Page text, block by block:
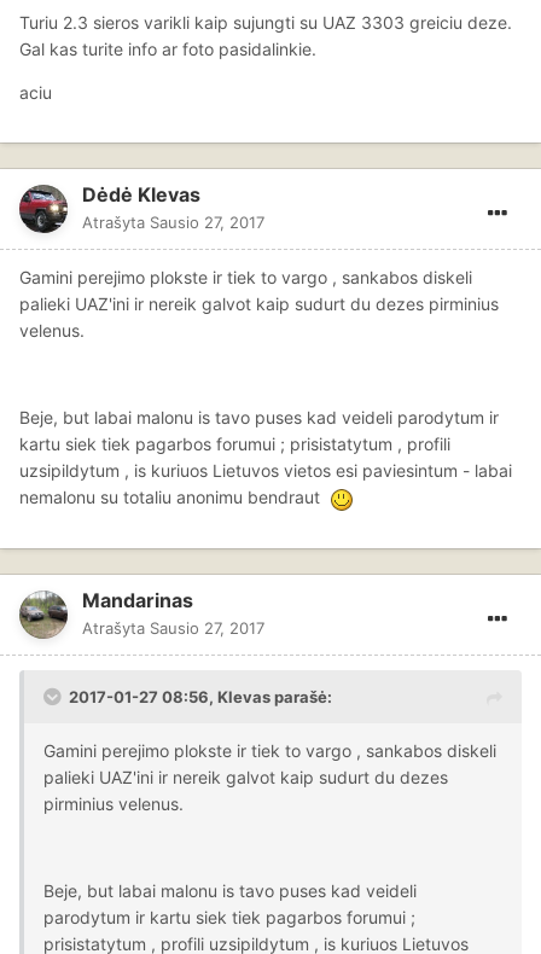
Turiu 2.3 sieros varikli kaip sujungti su UAZ 3303 greiciu deze.
Gal kas turite info ar foto pasidalinkie.
aciu
Dėdė Klevas
Atrašyta Sausio 27, 2017
Gamini perejimo plokste ir tiek to vargo , sankabos diskeli
palieki UAZ'ini ir nereik galvot kaip sudurt du dezes pirminius
velenus.
Beje, but labai malonu is tavo puses kad veideli parodytum ir
kartu siek tiek pagarbos forumui ; prisistatytum , profili
uzsipildytum , is kuriuos Lietuvos vietos esi paviesintum - labai
nemalonu su totaliu anonimu bendraut
Mandarinas
Atrašyta Sausio 27, 2017
2017-01-27 08:56, Klevas parašė:
Gamini perejimo plokste ir tiek to vargo , sankabos diskeli
palieki UAZ'ini ir nereik galvot kaip sudurt du dezes
pirminius velenus.
Beje, but labai malonu is tavo puses kad veideli
parodytum ir kartu siek tiek pagarbos forumui ;
prisistatytum , profili uzsipildytum , is kuriuos Lietuvos